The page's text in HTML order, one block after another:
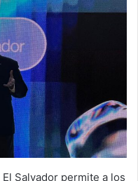
Salvador permite a los